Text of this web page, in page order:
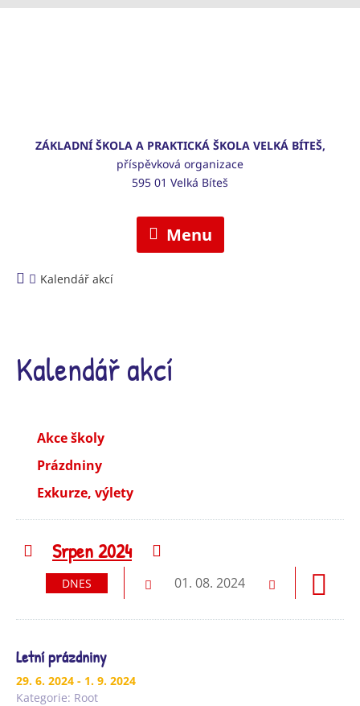
ZÁKLADNÍ ŠKOLA A PRAKTICKÁ ŠKOLA VELKÁ BÍTEŠ,
příspěvková organizace
595 01 Velká Bíteš
Menu
Kalendář akcí
Kalendář akcí
Akce školy
Prázdniny
Exkurze, výlety
Předchozí
Srpen 2024
DNES Předchozí
01. 08. 2024
Letní prázdniny
29. 6. 2024 - 1. 9. 2024
Kategorie: Root